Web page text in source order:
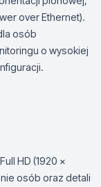
over Ethernet).
osób
o wysokiej
HD (1920 x
osób oraz detali